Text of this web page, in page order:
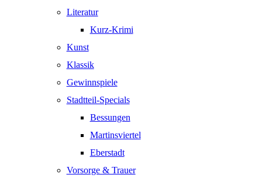
Literatur
Kurz-Krimi
Kunst
Klassik
Gewinnspiele
Stadtteil-Specials
Bessungen
Martinsviertel
Eberstadt
Vorsorge & Trauer